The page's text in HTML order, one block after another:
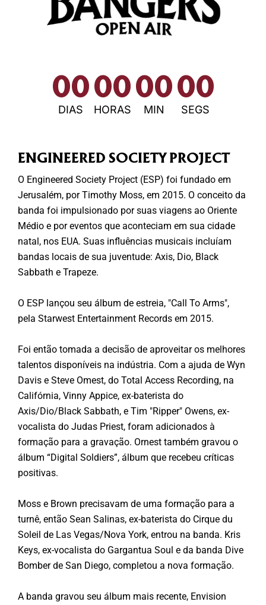
00
DIAS
00
HORAS
00
MIN
00
SEGS
ENGINEERED SOCIETY PROJECT
O Engineered Society Project (ESP) foi fundado em
Jerusalém, por Timothy Moss, em 2015. O conceito da
banda foi impulsionado por suas viagens ao Oriente
Médio e por eventos que aconteciam em sua cidade
natal, nos EUA. Suas influências musicais incluíam
bandas locais de sua juventude: Axis, Dio, Black
Sabbath e Trapeze.
O ESP lançou seu álbum de estreia, "Call To Arms",
pela Starwest Entertainment Records em 2015.
Foi então tomada a decisão de aproveitar os melhores
talentos disponíveis na indústria. Com a ajuda de Wyn
Davis e Steve Omest, do Total Access Recording, na
Califórnia, Vinny Appice, ex-baterista do
Axis/Dio/Black Sabbath, e Tim "Ripper" Owens, ex-
vocalista do Judas Priest, foram adicionados à
formação para a gravação. Ornest também gravou o
álbum “Digital Soldiers”, álbum que recebeu críticas
positivas.
Moss e Brown precisavam de uma formação para a
turnê, então Sean Salinas, ex-baterista do Cirque du
Soleil de Las Vegas/Nova York, entrou na banda. Kris
Keys, ex-vocalista do Gargantua Soul e da banda Dive
Bomber de San Diego, completou a nova formação.
A banda gravou seu álbum mais recente, Envision